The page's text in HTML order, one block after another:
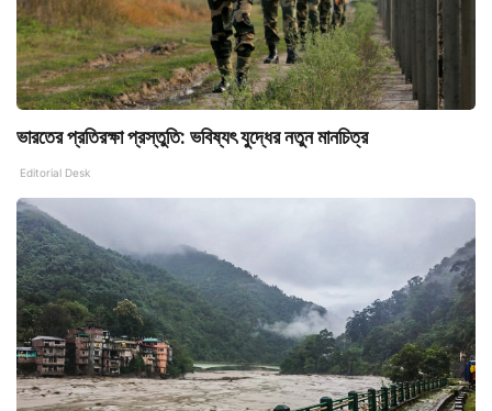
ভারতের প্রতিরক্ষা প্রস্তুতি: ভবিষ্যৎ যুদ্ধের নতুন মানচিত্র
Editorial Desk